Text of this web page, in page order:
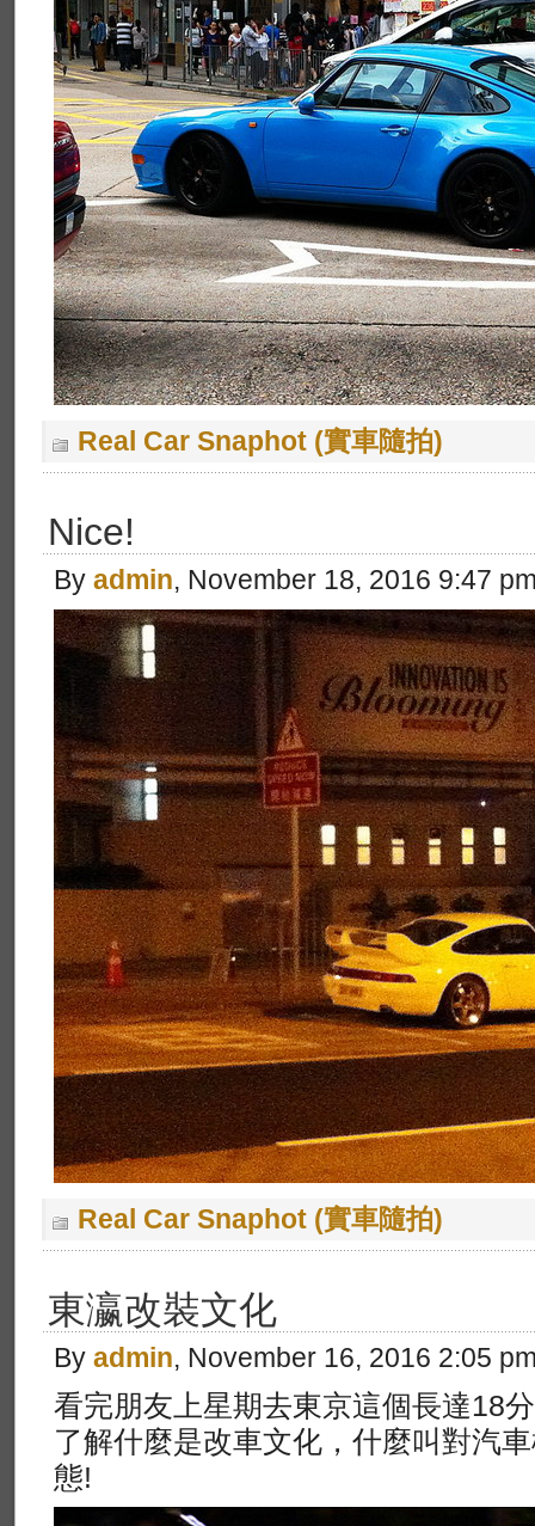
Real Car Snaphot (實車隨拍)
Nice!
By admin, November 18, 2016 9:47
Real Car Snaphot (實車隨拍)
東瀛改裝文化
By admin, November 16, 2016 2:05
看完朋友上星期去東京這個長達18
了解什麼是改車文化，什麼叫對汽
態!